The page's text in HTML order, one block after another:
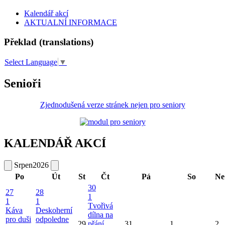
Kalendář akcí
AKTUALNÍ INFORMACE
Překlad (translations)
Select Language ▼
Senioři
Zjednodušená verze stránek nejen pro seniory
KALENDÁŘ AKCÍ
Srpen2026
Po
Út St Čt Pá So
Ne
27
1
Káva
pro duši
28
1
Deskoherní
odpoledne
30
1
Tvořivá
dílna na